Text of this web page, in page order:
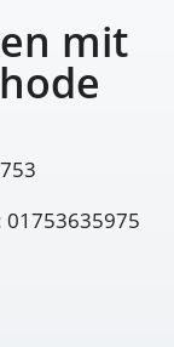
mit
01753635975